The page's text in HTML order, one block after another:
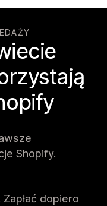
Shopify.
dopiero